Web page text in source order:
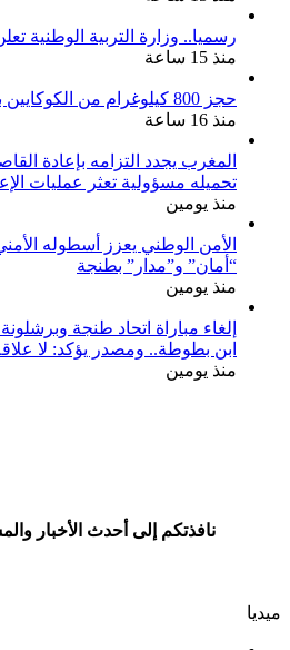
رسميا.. وزارة التربية الوطنية
منذ 15 ساعة
حجز 800 كيلوغرام من الكوكايين بميناء أمستردام
منذ 16 ساعة
المغرب يجدد التزامه بإعادة
تحميله مسؤولية تعثر عمليات
منذ يومين
الأمن الوطني يعزز أسطوله
“أمان” و”مدار” بطنجة
منذ يومين
إلغاء مباراة اتحاد طنجة
ابن بطوطة.. ومصدر يؤكد: لا
منذ يومين
نافذتكم إلى أحدث الأخبار
ميديا